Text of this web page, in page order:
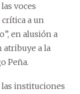
voces
a un
en alusión a
atribuye a la
Peña.
las instituciones